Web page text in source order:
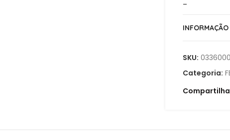
–
3.2mm –
4.0mm
–
4.8mm
SKU:
Categoria: